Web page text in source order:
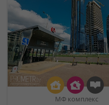
МФ комплекс